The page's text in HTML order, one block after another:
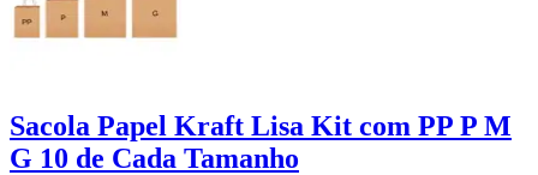
Sacola Papel Kraft Lisa Kit com PP P M
G 10 de Cada Tamanho